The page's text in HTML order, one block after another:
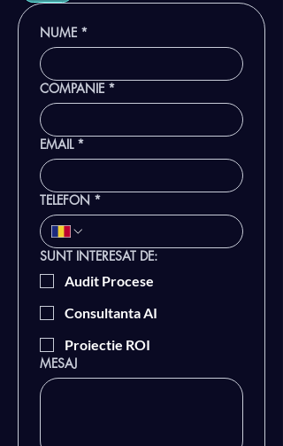
NUME *
COMPANIE *
EMAIL *
TELEFON *
SUNT INTERESAT DE:
Audit Procese
Consultanta AI
Proiectie ROI
MESAJ